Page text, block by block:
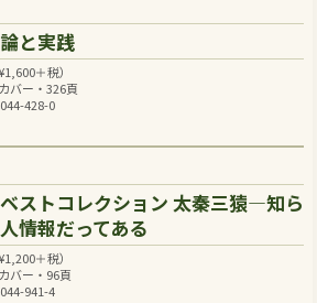
と実践
1,600＋税）
バー・326頁
428-0
ストコレクション 太秦三猿―知ら
情報だってある
1,200＋税）
バー・96頁
941-4